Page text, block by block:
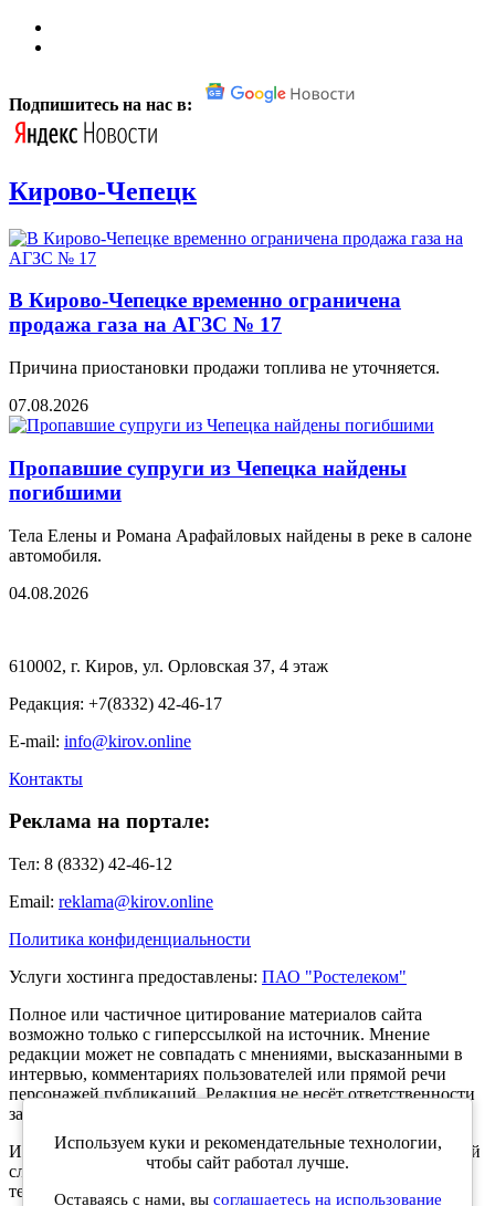
Подпишитесь на нас в:
Кирово-Чепецк
В Кирово-Чепецке временно ограничена
продажа газа на АГЗС № 17
Причина приостановки продажи топлива не уточняется.
07.08.2026
Пропавшие супруги из Чепецка найдены
погибшими
Тела Елены и Романа Арафайловых найдены в реке в салоне
автомобиля.
04.08.2026
610002, г. Киров, ул. Орловская 37, 4 этаж
Редакция: +7(8332) 42-46-17
E-mail: info@kirov.online
Контакты
Реклама на портале:
Тел: 8 (8332) 42-46-12
Email: reklama@kirov.online
Политика конфиденциальности
Услуги хостинга предоставлены: ПАО "Ростелеком"
Полное или частичное цитирование материалов сайта
возможно только с гиперссылкой на источник. Мнение
редакции может не совпадать с мнениями, высказанными в
интервью, комментариях пользователей или прямой речи
персонажей публикаций. Редакция не несёт ответственности
за текст комментариев читателей.
Интернет-портал Kirov.online зарегистрирован в Федеральной
службе по надзору в сфере связи, информационных
технологий и массовых коммуникаций (Роскомнадзор) 5
Используем куки и рекомендательные технологии,
чтобы сайт работал лучше.
Оставаясь с нами, вы соглашаетесь на использование